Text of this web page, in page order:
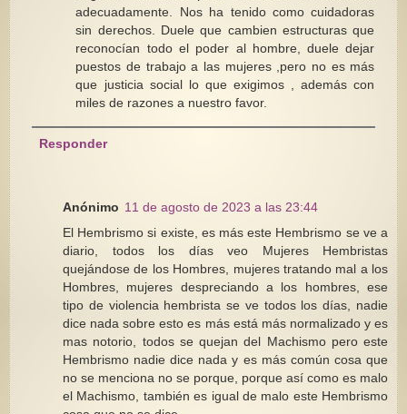
adecuadamente. Nos ha tenido como cuidadoras
sin derechos. Duele que cambien estructuras que
reconocían todo el poder al hombre, duele dejar
puestos de trabajo a las mujeres ,pero no es más
que justicia social lo que exigimos , además con
miles de razones a nuestro favor.
Responder
Anónimo 11 de agosto de 2023 a las 23:44
El Hembrismo si existe, es más este Hembrismo se ve a
diario, todos los días veo Mujeres Hembristas
quejándose de los Hombres, mujeres tratando mal a los
Hombres, mujeres despreciando a los hombres, ese
tipo de violencia hembrista se ve todos los días, nadie
dice nada sobre esto es más está más normalizado y es
mas notorio, todos se quejan del Machismo pero este
Hembrismo nadie dice nada y es más común cosa que
no se menciona no se porque, porque así como es malo
el Machismo, también es igual de malo este Hembrismo